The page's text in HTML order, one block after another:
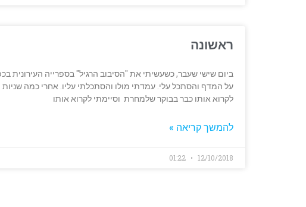
ראשונה
ביום שישי שעבר, כשעשיתי את "הסיבוב הרגיל" בספרייה
על המדף והסתכל עלי. עמדתי מולו והסתכלתי עליו. אחרי כמה
לקרוא אותו כבר בבוקר שלמחרת וסיימתי לקרוא אותו
להמשך קריאה »
12/10/2018